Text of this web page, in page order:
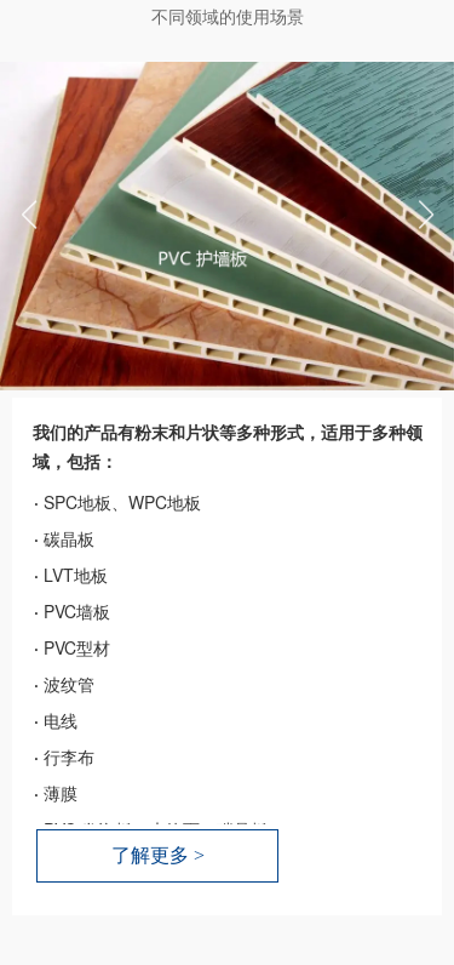
不同领域的使用场景
我们的产品有粉末和片状等多种形式，适用于多种领
域，包括：
· SPC地板、WPC地板
· 碳晶板
· LVT地板
· PVC墙板
· PVC型材
· 波纹管
· 电线
· 行李布
· 薄膜
·PVC 发泡板（木饰面、碳晶板）
了解更多 >